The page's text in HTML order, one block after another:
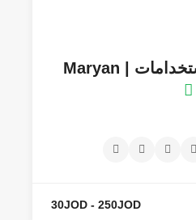
غرفة متعددة الأستخدامات | Maryan